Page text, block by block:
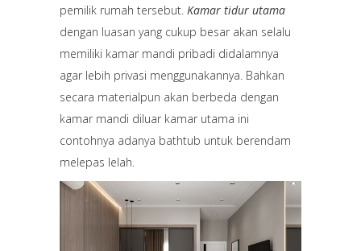
pemilik rumah tersebut. Kamar tidur utama
dengan luasan yang cukup besar akan selalu
memiliki kamar mandi pribadi didalamnya
agar lebih privasi menggunakannya. Bahkan
secara materialpun akan berbeda dengan
kamar mandi diluar kamar utama ini
contohnya adanya bathtub untuk berendam
melepas lelah.